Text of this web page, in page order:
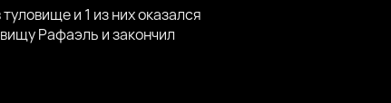
и 1 из них оказался
Рафаэль и закончил